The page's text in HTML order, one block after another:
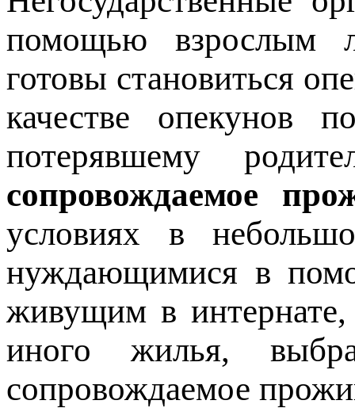
помощью взрослым
готовы становиться
качестве опекунов
потерявшему
сопровождаемое
условиях в
нуждающимися в
живущим в
иного жилья,
сопровождаемое